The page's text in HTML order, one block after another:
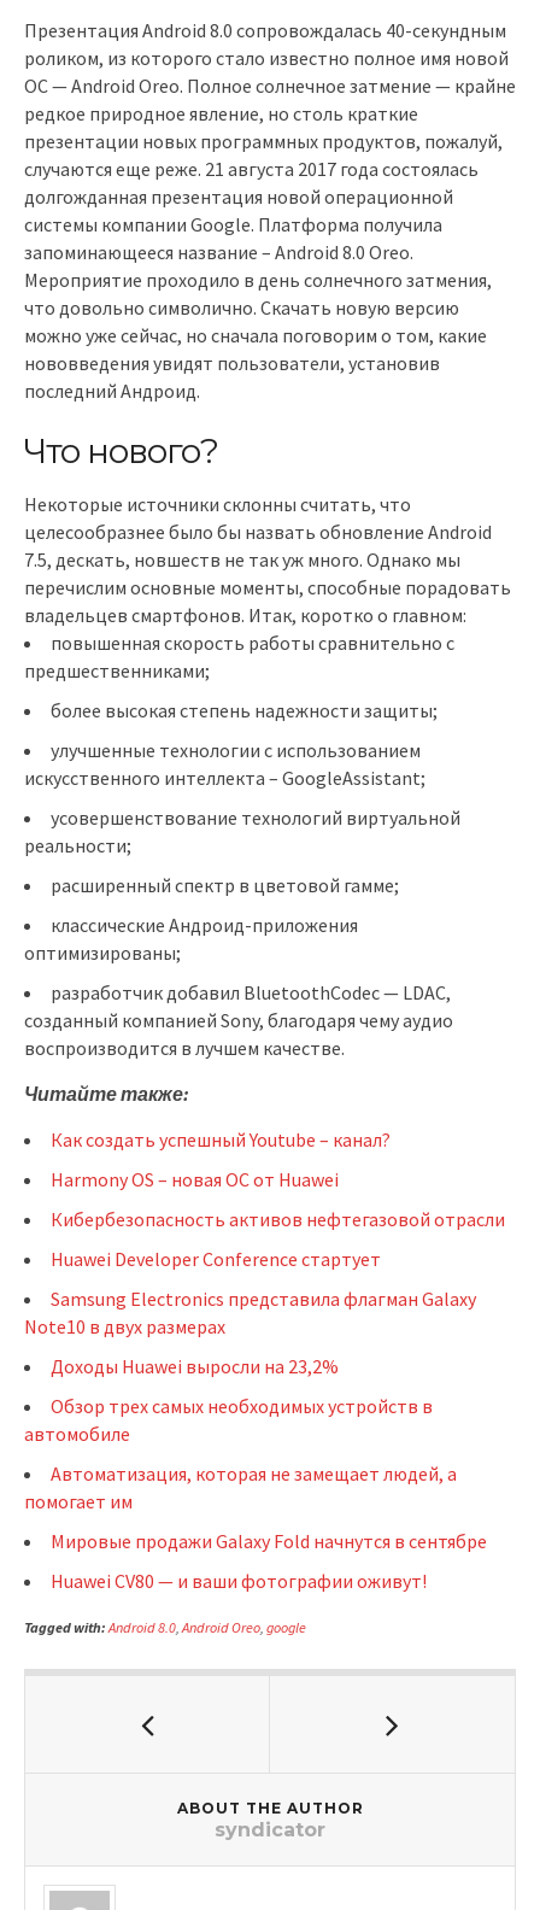
Презентация Android 8.0 сопровождалась 40-секундным
роликом, из которого стало известно полное имя новой
ОС — Android Oreo. Полное солнечное затмение — крайне
редкое природное явление, но столь краткие
презентации новых программных продуктов, пожалуй,
случаются еще реже. 21 августа 2017 года состоялась
долгожданная презентация новой операционной
системы компании Google. Платформа получила
запоминающееся название – Android 8.0 Oreo.
Мероприятие проходило в день солнечного затмения,
что довольно символично. Скачать новую версию
можно уже сейчас, но сначала поговорим о том, какие
нововведения увидят пользователи, установив
последний Андроид.
Что нового?
Некоторые источники склонны считать, что
целесообразнее было бы назвать обновление Android
7.5, дескать, новшеств не так уж много. Однако мы
перечислим основные моменты, способные порадовать
владельцев смартфонов. Итак, коротко о главном:
повышенная скорость работы сравнительно с
предшественниками;
более высокая степень надежности защиты;
улучшенные технологии с использованием
искусственного интеллекта – GoogleAssistant;
усовершенствование технологий виртуальной
реальности;
расширенный спектр в цветовой гамме;
классические Андроид-приложения
оптимизированы;
разработчик добавил BluetoothCodec — LDAC,
созданный компанией Sony, благодаря чему аудио
воспроизводится в лучшем качестве.
Читайте также:
Как создать успешный Youtube – канал?
Harmony OS – новая ОС от Huawei
Кибербезопасность активов нефтегазовой отрасли
Huawei Developer Conference стартует
Samsung Electronics представила флагман Galaxy
Note10 в двух размерах
Доходы Huawei выросли на 23,2%
Обзор трех самых необходимых устройств в
автомобиле
Автоматизация, которая не замещает людей, а
помогает им
Мировые продажи Galaxy Fold начнутся в сентябре
Huawei CV80 — и ваши фотографии оживут!
Tagged with: Android 8.0,Android Oreo, google
ABOUT THE AUTHOR
syndicator